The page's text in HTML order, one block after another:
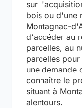
sur
bois ou d'une
Montagnac-
d'accéder au
parcelles, au
parcelles
une demande
connaître le
situant à
alentours.